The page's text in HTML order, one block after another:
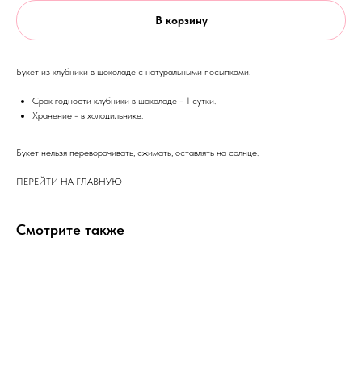
В корзину
Букет из клубники в шоколаде с натуральными посыпками.
Срок годности клубники в шоколаде - 1 сутки.
Хранение - в холодильнике.
Букет нельзя переворачивать, сжимать, оставлять на солнце.
ПЕРЕЙТИ НА ГЛАВНУЮ
Смотрите также